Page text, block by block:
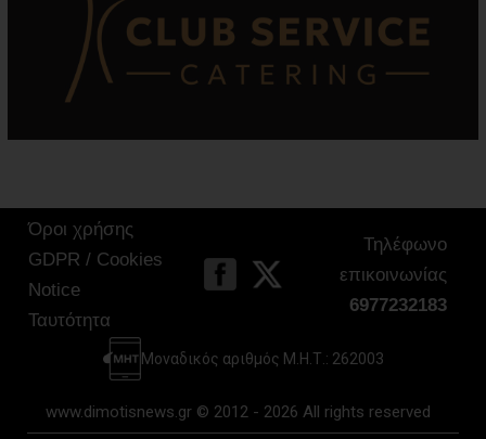
Όροι χρήσης
GDPR / Cookies
Notice
Ταυτότητα
Τηλέφωνο
επικοινωνίας
6977232183
Μοναδικός αριθμός Μ.Η.Τ.: 262003
www.dimotisnews.gr © 2012 - 2026 All rights reserved